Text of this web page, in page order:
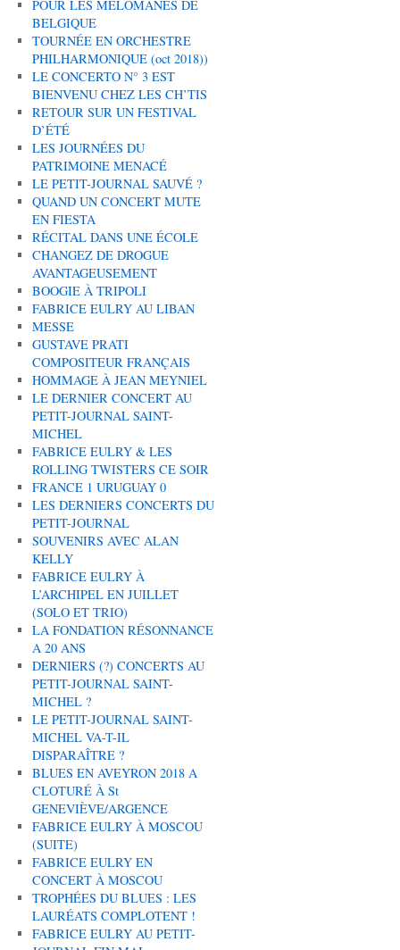
POUR LES MÉLOMANES DE
BELGIQUE
TOURNÉE EN ORCHESTRE
PHILHARMONIQUE (oct 2018))
LE CONCERTO N° 3 EST
BIENVENU CHEZ LES CH’TIS
RETOUR SUR UN FESTIVAL
D’ÉTÉ
LES JOURNÉES DU
PATRIMOINE MENACÉ
LE PETIT-JOURNAL SAUVÉ ?
QUAND UN CONCERT MUTE
EN FIESTA
RÉCITAL DANS UNE ÉCOLE
CHANGEZ DE DROGUE
AVANTAGEUSEMENT
BOOGIE À TRIPOLI
FABRICE EULRY AU LIBAN
MESSE
GUSTAVE PRATI
COMPOSITEUR FRANÇAIS
HOMMAGE À JEAN MEYNIEL
LE DERNIER CONCERT AU
PETIT-JOURNAL SAINT-
MICHEL
FABRICE EULRY & LES
ROLLING TWISTERS CE SOIR
FRANCE 1 URUGUAY 0
LES DERNIERS CONCERTS DU
PETIT-JOURNAL
SOUVENIRS AVEC ALAN
KELLY
FABRICE EULRY À
L’ARCHIPEL EN JUILLET
(SOLO ET TRIO)
LA FONDATION RÉSONNANCE
A 20 ANS
DERNIERS (?) CONCERTS AU
PETIT-JOURNAL SAINT-
MICHEL ?
LE PETIT-JOURNAL SAINT-
MICHEL VA-T-IL
DISPARAÎTRE ?
BLUES EN AVEYRON 2018 A
CLOTURÉ À St
GENEVIÈVE/ARGENCE
FABRICE EULRY À MOSCOU
(SUITE)
FABRICE EULRY EN
CONCERT À MOSCOU
TROPHÉES DU BLUES : LES
LAURÉATS COMPLOTENT !
FABRICE EULRY AU PETIT-